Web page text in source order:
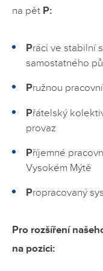
na pět P:
Práci ve stabilní
samostatného
Pružnou
Přátelský
provaz
Příjemné
Vysokém Mýtě
Propracovaný
Pro rozšíření
na pozici: